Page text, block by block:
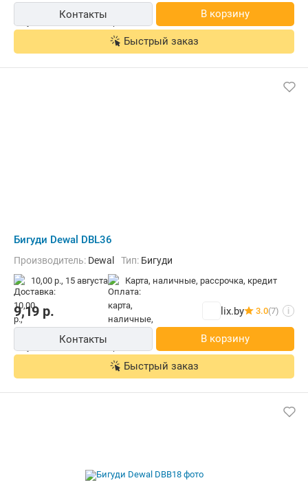
Контакты В корзину
Быстрый заказ
Бигуди Dewal DBL36
Производитель: Dewal Тип: Бигуди
10,00 р., 15 августа карта, наличные, рассрочка, кредит
9,19 р. lix.by 3.0(7) i
Контакты В корзину
Быстрый заказ